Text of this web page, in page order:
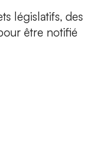
législatifs, des
être notifié